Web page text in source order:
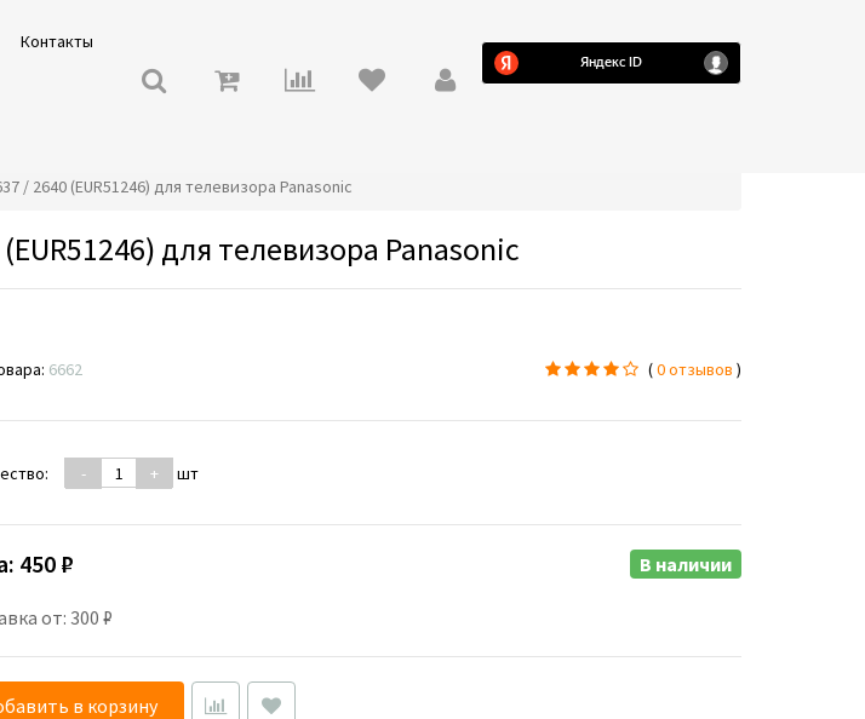
Контакты
/ 2640 (EUR51246) для телевизора Panasonic
для телевизора Panasonic
6662 (0 отзывов )
- + шт
450 ₽
от: 300 ₽
В наличии
в корзину